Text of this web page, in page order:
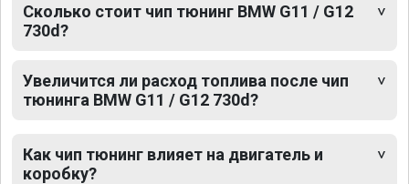
Сколько стоит чип тюнинг BMW G11 / G12
730d?
Увеличится ли расход топлива после чип
тюнинга BMW G11 / G12 730d?
Как чип тюнинг влияет на двигатель и
коробку?